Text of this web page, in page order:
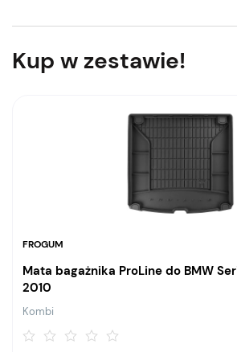
Kup w zestawie!
FROGUM
Mata bagażnika ProLine do BMW
2010
Kombi